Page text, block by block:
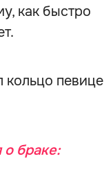
как быстро
кольцо певице
о браке: